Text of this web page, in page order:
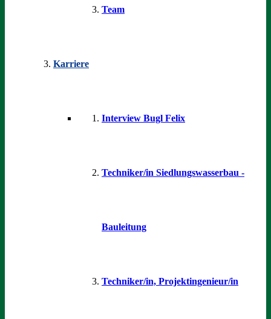
Team
Karriere
Interview Bugl Felix
Techniker/in Siedlungswasserbau -
Bauleitung
Techniker/in, Projektingenieur/in